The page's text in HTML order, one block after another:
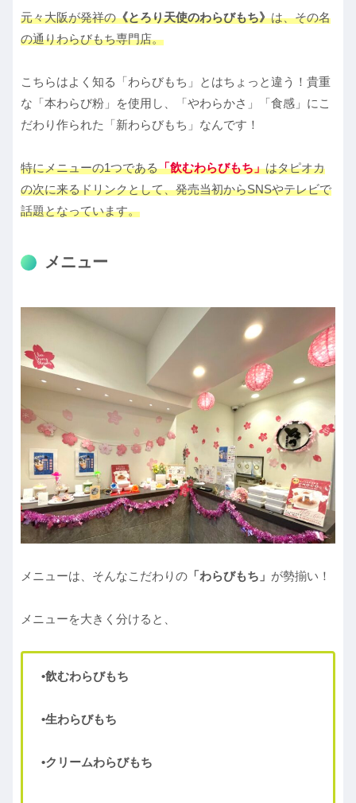
元々大阪が発祥の《とろり天使のわらびもち》は、その名
の通りわらびもち専門店。
こちらはよく知る「わらびもち」とはちょっと違う！貴重
な「本わらび粉」を使用し、「やわらかさ」「食感」にこ
だわり作られた「新わらびもち」なんです！
特にメニューの1つである「飲むわらびもち」はタピオカ
の次に来るドリンクとして、発売当初からSNSやテレビで
話題となっています。
メニュー
メニューは、そんなこだわりの 「わらびもち」 が勢揃い！
メニューを大きく分けると、
•飲むわらびもち
•生わらびもち
•クリームわらびもち